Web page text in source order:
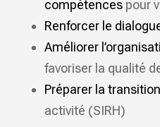
compétences pour
Renforcer le
Améliorer
favoriser la qualité
Préparer la
activité (SIRH)